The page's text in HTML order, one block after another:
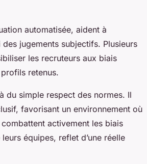
automatisée, aident à
jugements subjectifs. Plusieurs
les recruteurs aux biais
retenus.
du simple respect des normes. Il
favorisant un environnement où
activement les biais
équipes, reflet d’une réelle